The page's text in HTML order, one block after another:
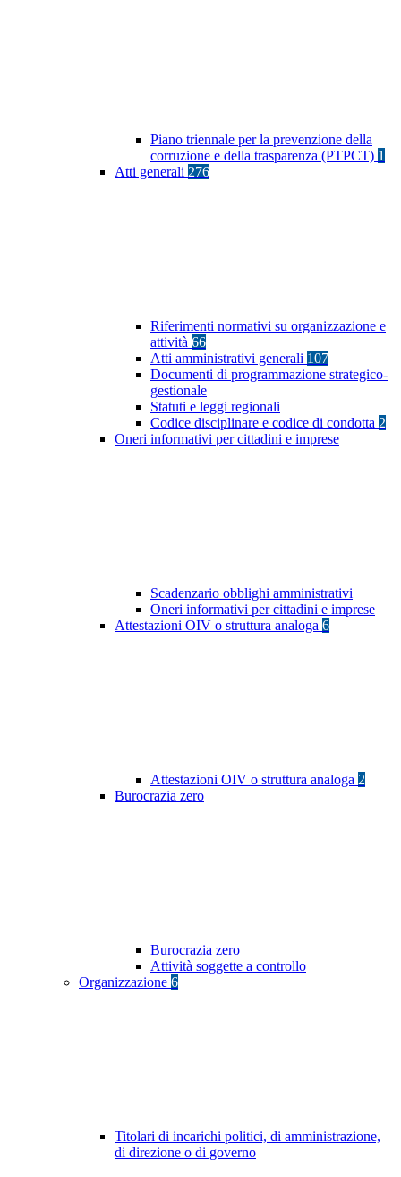
Piano triennale per la prevenzione della
corruzione e della trasparenza (PTPCT) 1
Atti generali 276
Riferimenti normativi su organizzazione e
attività 66
Atti amministrativi generali 107
Documenti di programmazione strategico-
gestionale
Statuti e leggi regionali
Codice disciplinare e codice di condotta 2
Oneri informativi per cittadini e imprese
Scadenzario obblighi amministrativi
Oneri informativi per cittadini e imprese
Attestazioni OIV o struttura analoga 6
Attestazioni OIV o struttura analoga 2
Burocrazia zero
Burocrazia zero
Attività soggette a controllo
Organizzazione 6
Titolari di incarichi politici, di amministrazione,
di direzione o di governo